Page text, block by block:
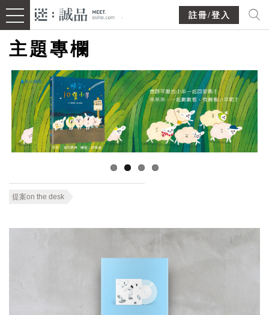
註冊/登入
主題專欄
提案on the desk